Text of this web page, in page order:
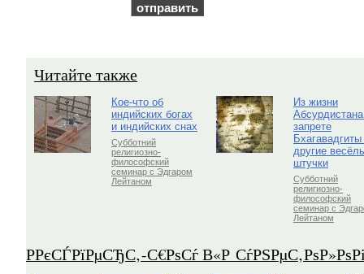
Читайте также
Кое-что об
индийских богах
и индийских снах
Субботний
религиозно-
философский
семинар с Эдгаром
Лейтаном
Из жизни
запрете
Бхагавадгиты
другие
штучки
Субботний
религиозно-
философский
семинар с
Лейтаном
Р­РєСЃРїРµСЂС‚-С€РѕСѓ В«Р